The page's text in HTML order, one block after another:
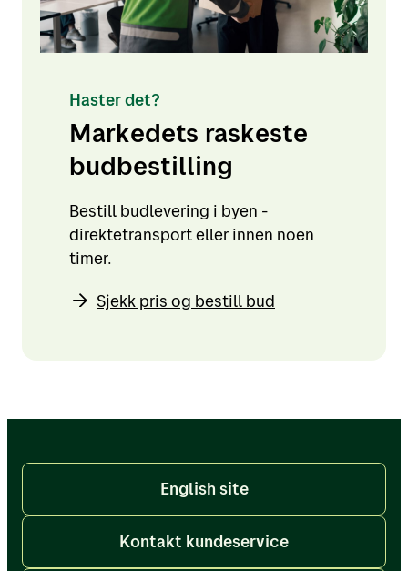
Haster det?
Markedets raskeste
budbestilling
Bestill budlevering i byen -
direktetransport eller innen noen
timer.
Sjekk pris og bestill bud
English site
Kontakt kundeservice